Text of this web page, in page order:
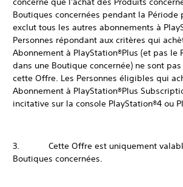
Boutiques concernées pendant la
exclut tous les autres abonnements à
Personnes répondant aux critères qui
Abonnement à PlayStation®Plus (et pas le
dans une Boutique concernée) ne sont
cette Offre. Les Personnes éligibles qui
Abonnement à PlayStation®Plus
incitative sur la console PlayStation®4 ou
3. Cette Offre est uniquement
Boutiques concernées.